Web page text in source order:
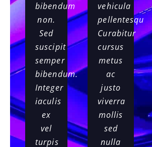
bibendum
non.
Sed
suscipit
semper
bibendum.
Integer
iaculis
ex
vel
turpis
vehicula
pellentesque.
Curabitur
cursus
metus
ac
justo
viverra
mollis
sed
nulla